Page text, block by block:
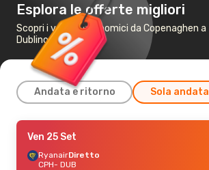
Esplora le offerte migliori
Scopri i voli più economici da Copenaghen a
Dublino
Andata e ritorno Sola andata
Ven 4 Set- Dom 6 Set
RyanairDiretto
CPH- DUB
Ven 25 Set
RyanairDiretto
CPH- DUB